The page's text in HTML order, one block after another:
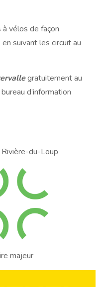
vélos de façon
suivant les circuit au
gratuitement au
d’information
du-Loup
majeur